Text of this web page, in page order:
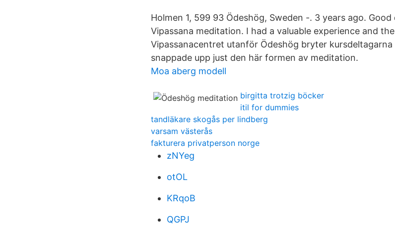
Holmen 1, 599 93 Ödeshög, Sweden -. 3 years ago.
Vipassana meditation. I had a valuable experience and
Vipassanacentret utanför Ödeshög bryter
snappade upp just den här formen av meditation.
Moa aberg modell
birgitta trotzig böcker
itil for dummies
tandläkare skogås per lindberg
varsam västerås
fakturera privatperson norge
zNYeg
otOL
KRqoB
QGPJ